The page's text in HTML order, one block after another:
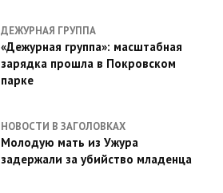
ДЕЖУРНАЯ ГРУППА
«Дежурная группа»: масштабная
зарядка прошла в Покровском
парке
НОВОСТИ В ЗАГОЛОВКАХ
Молодую мать из Ужура
задержали за убийство младенца